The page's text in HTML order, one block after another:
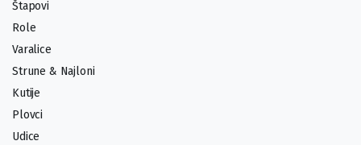
Štapovi
Role
Varalice
Strune & Najloni
Kutije
Plovci
Udice